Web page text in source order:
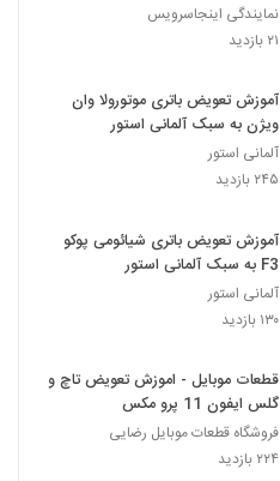
نمایندگی اینجاسرویس
۲۱ بازدید
آموزش تعویض باتری موتورولا وان
ویژن به سبک آلمانی استور
آلمانی استور
۲۴۵ بازدید
آموزش تعویض باتری شیائومی پوکو
F3 به سبک آلمانی استور
آلمانی استور
۱۳۰ بازدید
قطعات موبایل - اموزش تعویض تاچ و
گلس ایفون 11 پرو مکس
فروشگاه قطعات موبایل رضایی
۲۲۴ بازدید